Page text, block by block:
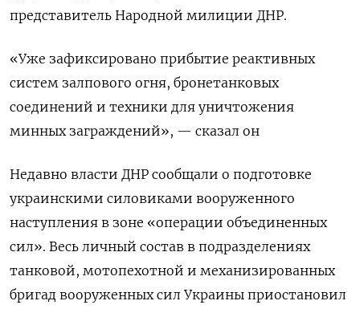
представитель Народной милиции ДНР.
«Уже зафиксировано прибытие реактивных
систем залпового огня, бронетанковых
соединений и техники для уничтожения
минных заграждений», — сказал он
Недавно власти ДНР сообщали о подготовке
украинскими силовиками вооруженного
наступления в зоне «операции объединенных
сил». Весь личный состав в подразделениях
танковой, мотопехотной и механизированных
бригад вооруженных сил Украины приостановил